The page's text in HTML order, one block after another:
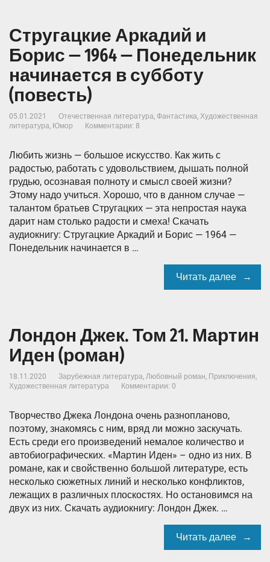
Стругацкие Аркадий и
Борис — 1964 — Понедельник
начинается в субботу
(повесть)
05.01.2021 Отечественная литература Фантастика Художественная
литература Юмор Комментарии: 8
Любить жизнь — большое искусство. Как жить с
радостью, работать с удовольствием, дышать полной
грудью, осознавая полноту и смысл своей жизни?
Этому надо учиться. Хорошо, что в данном случае —
талантом братьев Стругацких — эта непростая наука
дарит нам столько радости и смеха! Скачать
аудиокнигу: Стругацкие Аркадий и Борис — 1964 —
Понедельник начинается в …
Читать далее
Лондон Джек. Том 21. Мартин
Иден (роман)
18.11.2020 Зарубежная литература Любовный роман Приключения
Художественная литература
Комментарии: 0
Творчество Джека Лондона очень разнопланово,
поэтому, знакомясь с ним, вряд ли можно заскучать.
Есть среди его произведений немалое количество и
автобиографических. «Мартин Иден» – одно из них. В
романе, как и свойственно большой литературе, есть
несколько сюжетных линий и несколько конфликтов,
лежащих в различных плоскостях. Но остановимся на
двух из них. Скачать аудиокнигу: Лондон Джек. …
Читать далее